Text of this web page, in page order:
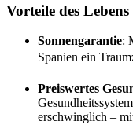
Vorteile des
Sonnengarantie:
Spanien ein
Preiswertes
erschwinglich –